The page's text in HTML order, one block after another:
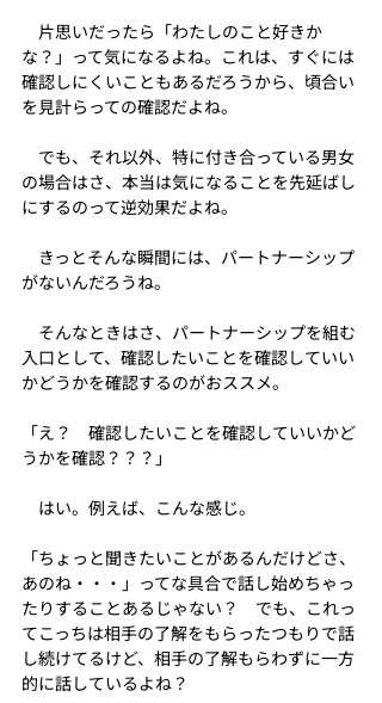
片思いだったら「わたしのこと好きか
な？」って気になるよね。これは、すぐには
確認しにくいこともあるだろうから、頃合い
を見計らっての確認だよね。
でも、それ以外、特に付き合っている男女
の場合はさ、本当は気になることを先延ばし
にするのって逆効果だよね。
きっとそんな瞬間には、パートナーシップ
がないんだろうね。
そんなときはさ、パートナーシップを組む
入口として、確認したいことを確認していい
かどうかを確認するのがおススメ。
「え？　確認したいことを確認していいかど
うかを確認？？？」
はい。例えば、こんな感じ。
「ちょっと聞きたいことがあるんだけどさ、
あのね・・・」ってな具合で話し始めちゃっ
たりすることあるじゃない？　でも、これっ
てこっちは相手の了解をもらったつもりで話
し続けてるけど、相手の了解もらわずに一方
的に話しているよね？